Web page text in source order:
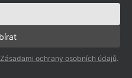
Zásadami ochrany osobních údajů.